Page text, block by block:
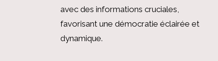
avec des informations cruciales,
favorisant une démocratie éclairée et
dynamique.